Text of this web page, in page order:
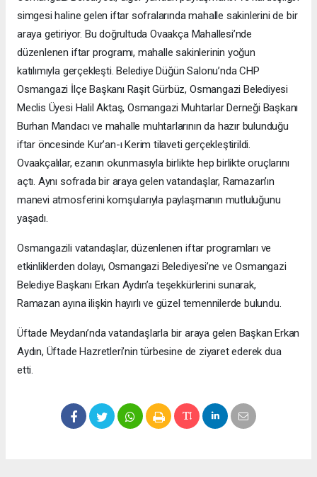
simgesi haline gelen iftar sofralarında mahalle sakinlerini de bir
araya getiriyor. Bu doğrultuda Ovaakça Mahallesi’nde
düzenlenen iftar programı, mahalle sakinlerinin yoğun
katılımıyla gerçekleşti. Belediye Düğün Salonu’nda CHP
Osmangazi İlçe Başkanı Raşit Gürbüz, Osmangazi Belediyesi
Meclis Üyesi Halil Aktaş, Osmangazi Muhtarlar Derneği Başkanı
Burhan Mandacı ve mahalle muhtarlarının da hazır bulunduğu
iftar öncesinde Kur’an-ı Kerim tilaveti gerçekleştirildi.
Ovaakçalılar, ezanın okunmasıyla birlikte hep birlikte oruçlarını
açtı. Aynı sofrada bir araya gelen vatandaşlar, Ramazan’ın
manevi atmosferini komşularıyla paylaşmanın mutluluğunu
yaşadı.
Osmangazili vatandaşlar, düzenlenen iftar programları ve
etkinliklerden dolayı, Osmangazi Belediyesi’ne ve Osmangazi
Belediye Başkanı Erkan Aydın’a teşekkürlerini sunarak,
Ramazan ayına ilişkin hayırlı ve güzel temennilerde bulundu.
Üftade Meydanı’nda vatandaşlarla bir araya gelen Başkan Erkan
Aydın, Üftade Hazretleri’nin türbesine de ziyaret ederek dua
etti.